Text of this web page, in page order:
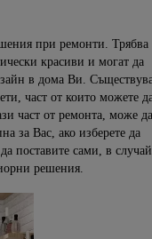
при ремонти. Трябва
красиви и могат да
в дома Ви.
част от които можете
част от ремонта, може да
за Вас, ако изберете да
поставите сами, в случай
решения.